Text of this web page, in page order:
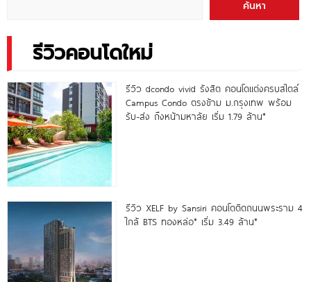
ค้นหา
รีวิวคอนโดใหม่
รีวิว dcondo vivid รังสิต คอนโดแต่งครบสไตล์
Campus Condo ตรงข้าม ม.กรุงเทพ พร้อม
รับ-ส่ง ถึงหน้ามหาลัย เริ่ม 1.79 ล้าน*
รีวิว XELF by Sansiri คอนโดติดถนนพระราม 4
ใกล้ BTS ทองหล่อ* เริ่ม 3.49 ล้าน*